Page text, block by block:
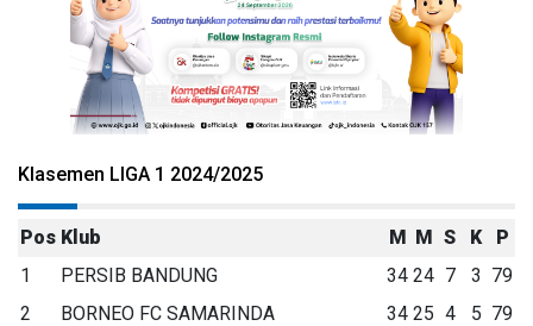
Klasemen LIGA 1 2024/2025
Pos Klub M M S K
P
1
PERSIB BANDUNG 34 24 7 3 79
2
BORNEO FC SAMARINDA 34 25 4 5 79